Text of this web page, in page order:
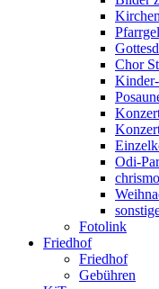
Chor
Odi-
Fotolink
Friedhof
Friedhof
Gebühren